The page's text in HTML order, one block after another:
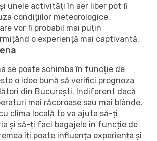
unele activități în aer liber pot fi
condițiilor meteorologice,
vor fi probabil mai puțin
o experiență mai captivantă.
se poate schimba în funcție de
o idee bună să verifici prognoza
din București. Indiferent dacă
mai răcoroase sau mai blânde,
clima locală te va ajuta să-ți
și să-ți faci bagajele în funcție de
îți poate influența experiența și